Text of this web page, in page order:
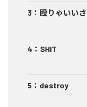
3 ： 殴りゃいいさ
4 ： SHIT
5 ： destroy